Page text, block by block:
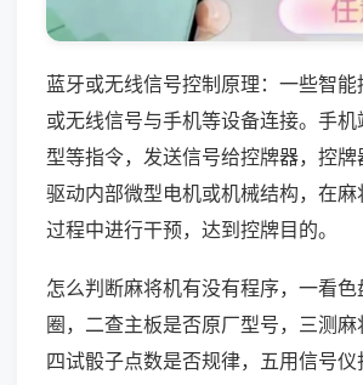
蓝牙或无线信号控制原理：一些智
或无线信号与手机等设备连接。手
型等指令，发送信号给控牌器，控
驱动内部微型电机或机械结构，在
过程中进行干预，达到控牌目的。
怎么判断麻将机有没有程序，一看色
圈，二查主板是否原厂型号，三测麻
四试骰子点数是否规律，五用信号仪